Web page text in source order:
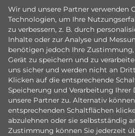
Wir und unsere Partner verwenden
Technologien, um Ihre
zu verbessern, z. B. durch
Inhalte oder zur Analyse und
benötigen jedoch Ihre
Gerät zu speichern und zu
uns sicher und werden nicht an
Klicken auf die entsprechende
Speicherung und Verarbeitung Ihrer
unsere Partner zu. Alternativ
entsprechenden Schaltflächen
abzulehnen oder sie selbstständig
Zustimmung können Sie jederzeit